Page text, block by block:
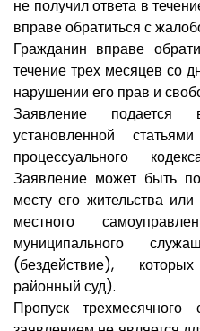
не получил ответа в
вправе обратиться с
Гражданин вправе
течение трех месяцев со
нарушении его прав и
Заявление
установленной
процессуального
Заявление может быть
месту его жительства
местного
муниципального
(бездействие),
районный суд).
Пропуск